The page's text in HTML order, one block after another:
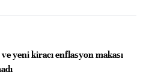
yeni kiracı enflasyon makası